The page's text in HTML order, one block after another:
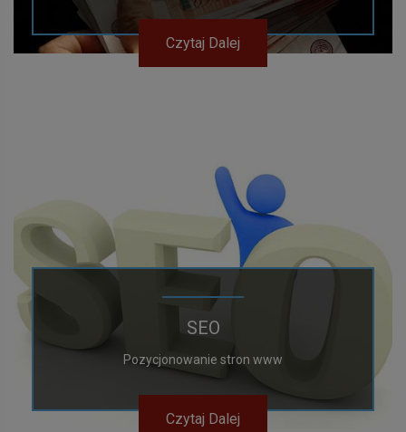
Czytaj Dalej
SEO
Pozycjonowanie stron www
Czytaj Dalej